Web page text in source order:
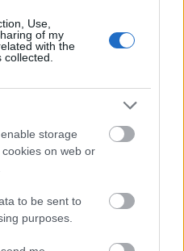
Use,
of my
with the
storage
on web or
to be sent to
purposes.